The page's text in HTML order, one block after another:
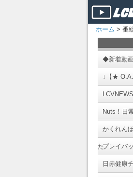
ホーム > 番
◆新着動
↓【★
LCVNEWS
Nuts！日
かくれん
たプレイバ
日赤健康